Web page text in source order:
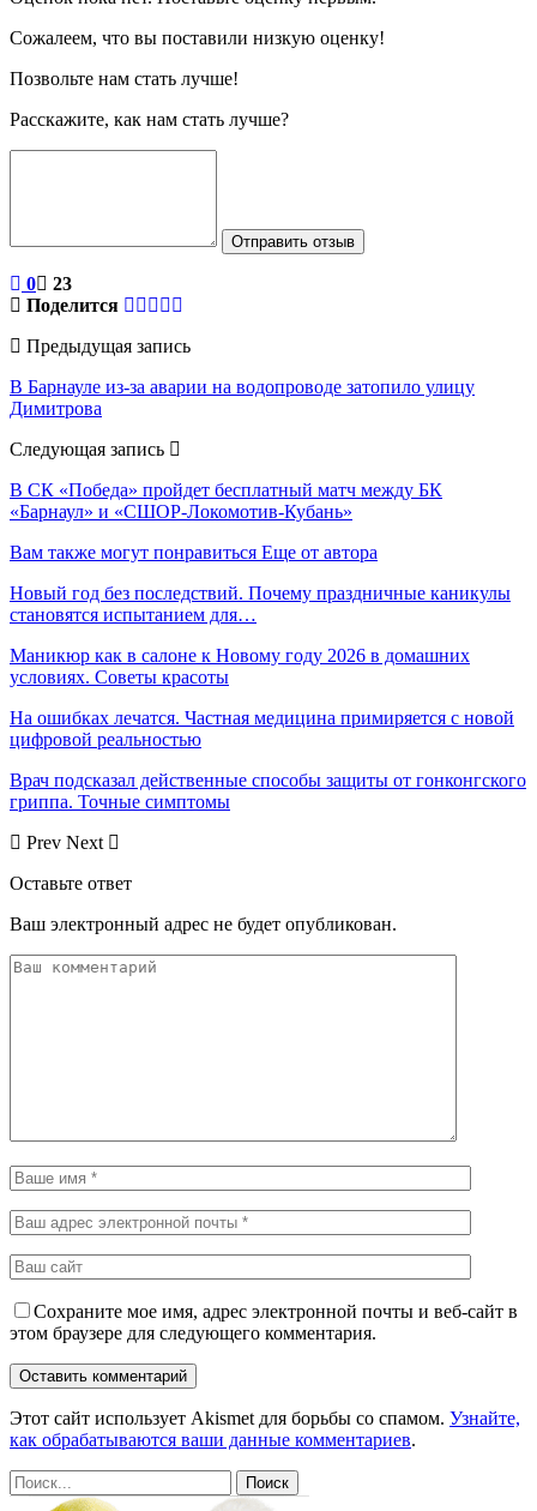
Сожалеем, что вы поставили низкую оценку!
Позвольте нам стать лучше!
Расскажите, как нам стать лучше?
Отправить отзыв
0
23
Поделится
Предыдущая запись
В Барнауле из-за аварии на водопроводе затопило улицу
Димитрова
Следующая запись
В СК «Победа» пройдет бесплатный матч между БК
«Барнаул» и «СШОР-Локомотив-Кубань»
Вам также могут понравиться Еще от автора
Новый год без последствий. Почему праздничные каникулы
становятся испытанием для…
Маникюр как в салоне к Новому году 2026 в домашних
условиях. Советы красоты
На ошибках лечатся. Частная медицина примиряется с новой
цифровой реальностью
Врач подсказал действенные способы защиты от гонконгского
гриппа. Точные симптомы
Prev Next
Оставьте ответ
Ваш электронный адрес не будет опубликован.
Сохраните мое имя, адрес электронной почты и веб-сайт в
этом браузере для следующего комментария.
Этот сайт использует Akismet для борьбы со спамом. Узнайте,
как обрабатываются ваши данные комментариев.